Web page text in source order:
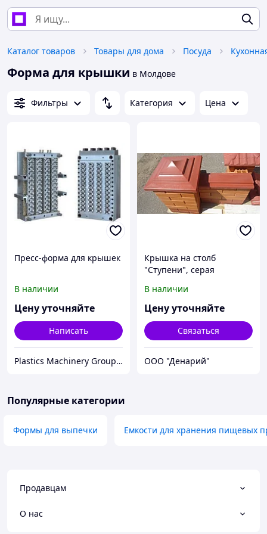
Каталог товаров Товары для дома Посуда
Форма для крышки в Молдове
Фильтры Категория Цена
Пресс-форма для крышек
В наличии
Цену уточняйте
Написать
Plastics Machinery Group S.R.L
Крышка на столб
"Ступени", серая
В наличии
Цену уточняйте
Связаться
ООО "Денарий"
Популярные категории
Формы для выпечки Емкости для хранения пищевых
Продавцам
О нас